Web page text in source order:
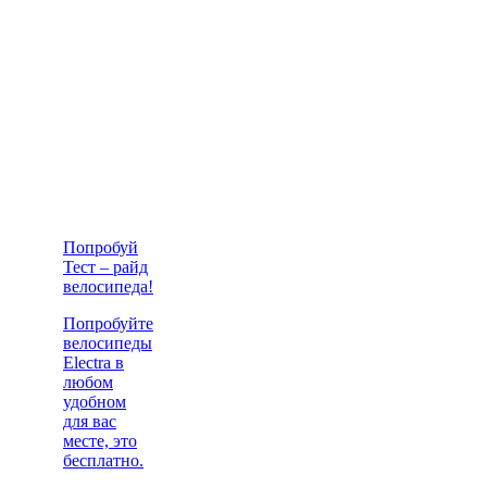
Попробуй
Тест – райд
велосипеда!
Попробуйте
велосипеды
Electra в
любом
удобном
для вас
месте, это
бесплатно.